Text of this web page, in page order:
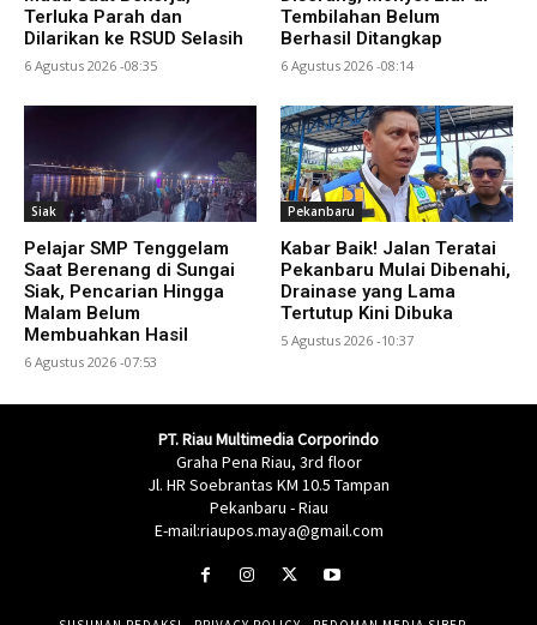
Terluka Parah dan
Dilarikan ke RSUD Selasih
6 Agustus 2026 -08:35
Tembilahan Belum
Berhasil Ditangkap
6 Agustus 2026 -08:14
Siak
Pelajar SMP Tenggelam
Saat Berenang di Sungai
Siak, Pencarian Hingga
Malam Belum
Membuahkan Hasil
6 Agustus 2026 -07:53
Pekanbaru
Kabar Baik! Jalan Teratai
Pekanbaru Mulai Dibenahi,
Drainase yang Lama
Tertutup Kini Dibuka
5 Agustus 2026 -10:37
PT. Riau Multimedia Corporindo
Graha Pena Riau, 3rd floor
Jl. HR Soebrantas KM 10.5 Tampan
Pekanbaru - Riau
E-mail:riaupos.maya@gmail.com